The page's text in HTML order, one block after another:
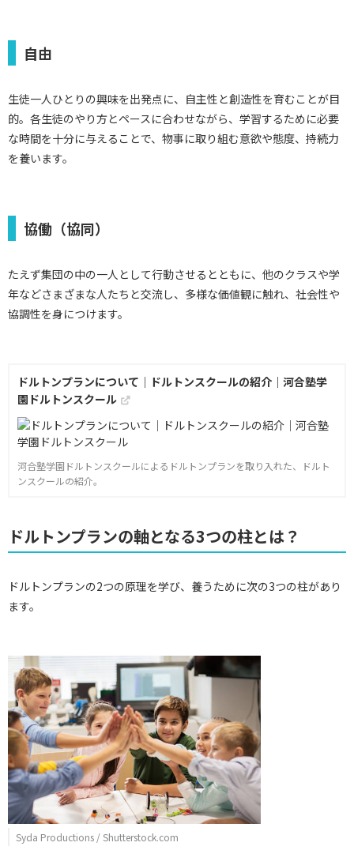
自由
生徒一人ひとりの興味を出発点に、自主性と創造性を育むことが目
的。各生徒のやり方とペースに合わせながら、学習するために必要
な時間を十分に与えることで、物事に取り組む意欲や態度、持続力
を養います。
協働（協同）
たえず集団の中の一人として行動させるとともに、他のクラスや学
年などさまざまな人たちと交流し、多様な価値観に触れ、社会性や
協調性を身につけます。
ドルトンプランについて｜ドルトンスクールの紹介｜河合塾学
園ドルトンスクール
河合塾学園ドルトンスクールによるドルトンプランを取り入れた、ドルト
ンスクールの紹介。
ドルトンプランの軸となる3つの柱とは？
ドルトンプランの2つの原理を学び、養うために次の3つの柱があり
ます。
Syda Productions / Shutterstock.com